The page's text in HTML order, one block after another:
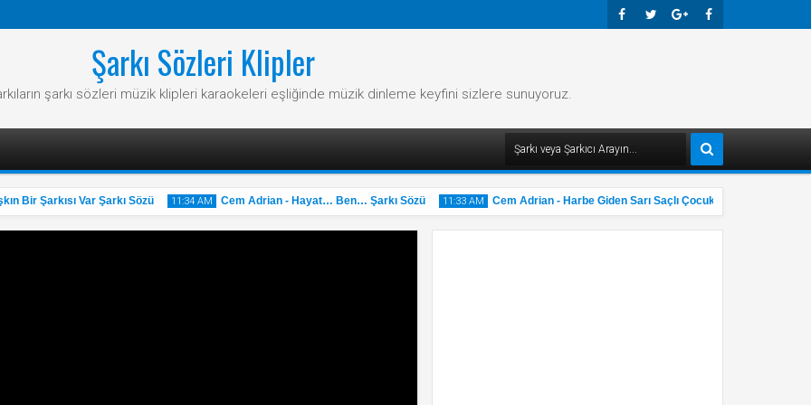
Şarkı Sözleri Klipler
şarkı sözleri müzik klipleri karaokeleri eşliğinde müzik dinleme keyfini sizlere sunuyoruz.
Şarkısı Var Şarkı Sözü 11:34 AM Cem Adrian - Hayat… Ben… Şarkı Sözü 11:33 AM Cem Adrian - Harbe Giden Sarı Saçlı Çocuk Şarkı Sözü